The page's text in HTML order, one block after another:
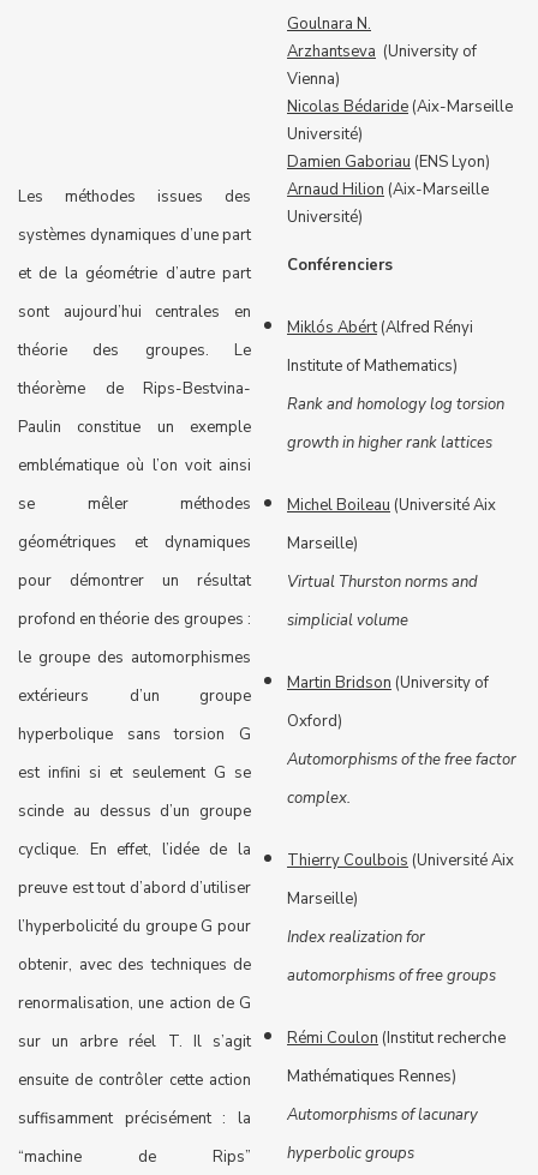
Les méthodes issues des
systèmes dynamiques d’une part
et de la géométrie d’autre part
sont aujourd’hui centrales en
théorie des groupes. Le
théorème de Rips-Bestvina-
Paulin constitue un exemple
emblématique où l’on voit ainsi
se mêler méthodes
géométriques et dynamiques
pour démontrer un résultat
profond en théorie des groupes :
le groupe des automorphismes
extérieurs d’un groupe
hyperbolique sans torsion G
est infini si et seulement G se
scinde au dessus d’un groupe
cyclique. En effet, l’idée de la
preuve est tout d’abord d’utiliser
l’hyperbolicité du groupe G pour
obtenir, avec des techniques de
renormalisation, une action de G
sur un arbre réel T. Il s’agit
ensuite de contrôler cette action
suffisamment précisément : la
“machine de Rips”
Goulnara N.
Arzhantseva (University of
Vienna)
Nicolas Bédaride (Aix-Marseille
Université)
Damien Gaboriau (ENS Lyon)
Arnaud Hilion (Aix-Marseille
Université)
Conférenciers
Miklós Abért(Alfred Rényi
Institute of Mathematics)
Rank and homology log torsion
growth in higher rank lattices
Michel Boileau (Université Aix
Marseille)
Virtual Thurston norms and
simplicial volume
Martin Bridson (University of
Oxford)
Automorphisms of the free factor
complex.
Thierry Coulbois (Université Aix
Marseille)
Index realization for
automorphisms of free groups
Rémi Coulon (Institut recherche
Mathématiques Rennes)
Automorphisms of lacunary
hyperbolic groups